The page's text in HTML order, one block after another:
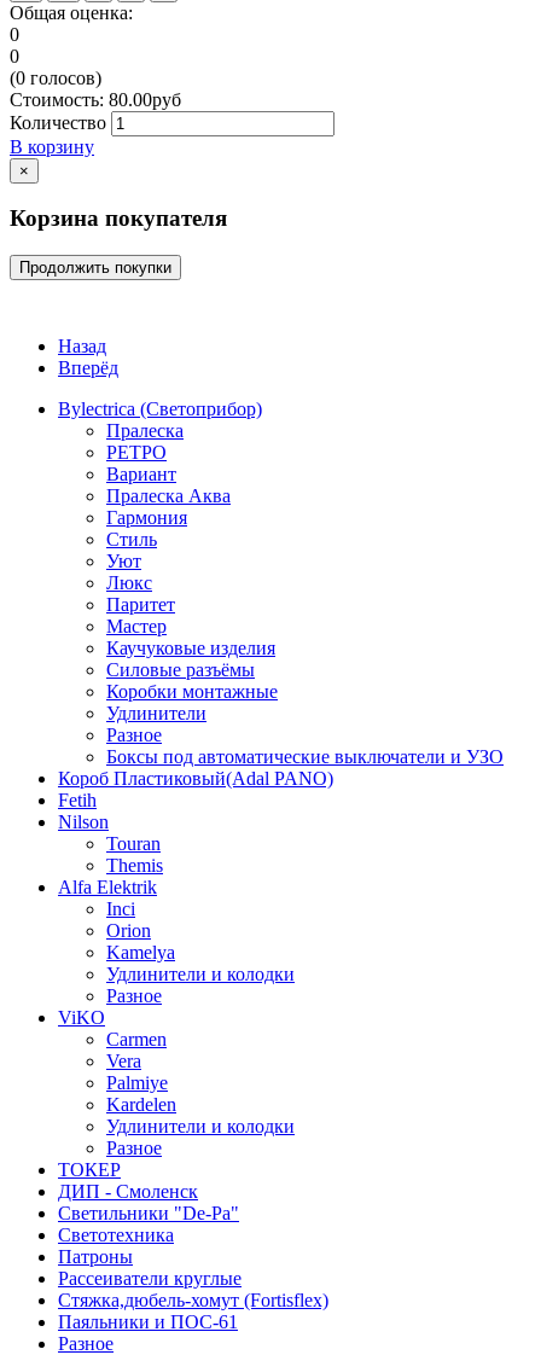
Общая оценка:
0
0
(0 голосов)
Стоимость: 80.00руб
Количество
В корзину
×
Корзина покупателя
Продолжить покупки
Назад
Вперёд
Bylectrica (Светоприбор)
Пралеска
РЕТРО
Вариант
Пралеска Аква
Гармония
Стиль
Уют
Люкс
Паритет
Мастер
Каучуковые изделия
Силовые разъёмы
Коробки монтажные
Удлинители
Разное
Боксы под автоматические выключатели и УЗО
Короб Пластиковый(Adal PANO)
Fetih
Nilson
Touran
Themis
Alfa Elektrik
Inci
Orion
Kamelya
Удлинители и колодки
Разное
ViKO
Carmen
Vera
Palmiye
Kardelen
Удлинители и колодки
Разное
ТОКЕР
ДИП - Смоленск
Светильники "De-Pa"
Светотехника
Патроны
Рассеиватели круглые
Стяжка,дюбель-хомут (Fortisflex)
Паяльники и ПОС-61
Разное